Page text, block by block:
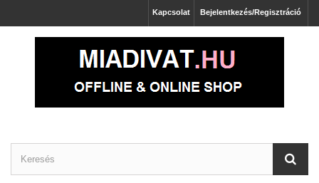
Bejelentkezés/Regisztráció
Kapcsolat